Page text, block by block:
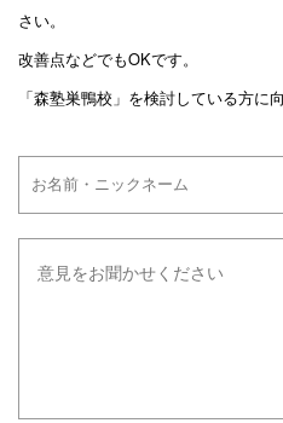
さい。
改善点などでもOKです。
「森塾巣鴨校」を検討している方に